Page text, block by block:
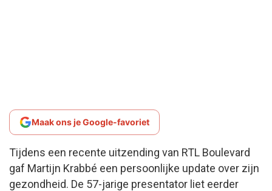
Maak ons je Google-favoriet
Tijdens een recente uitzending van RTL Boulevard
gaf Martijn Krabbé een persoonlijke update over zijn
gezondheid. De 57-jarige presentator liet eerder